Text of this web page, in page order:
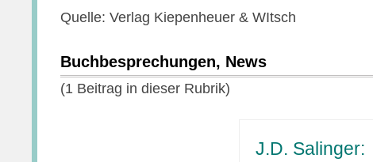
Quelle: Verlag Kiepenheuer & WItsch
Buchbesprechungen, News
(1 Beitrag in dieser Rubrik)
J.D. Salinger: